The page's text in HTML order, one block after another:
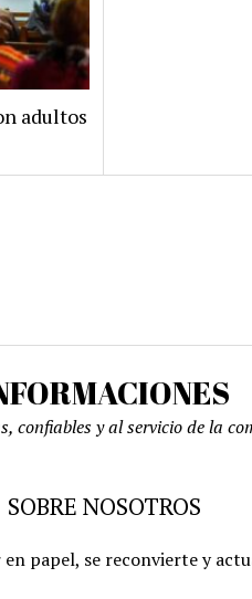
adultos
confiables y al servicio de la
SOBRE NOSOTROS
papel, se reconvierte y